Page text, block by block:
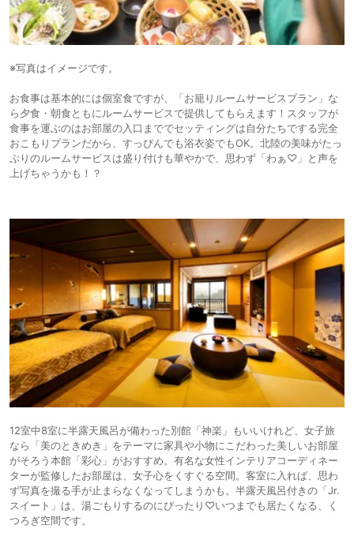
※写真はイメージです。
お食事は基本的には個室食ですが、「お籠りルームサービスプラン」な
ら夕食・朝食ともにルームサービスで提供してもらえます！スタッフが
食事を運ぶのはお部屋の入口まででセッティングは自分たちでする完全
おこもりプランだから、すっぴんでも浴衣姿でもOK。北陸の美味がたっ
ぷりのルームサービスは盛り付けも華やかで、思わず「わぁ♡」と声を
上げちゃうかも！？
12室中8室に半露天風呂が備わった別館「神楽」もいいけれど、女子旅
なら「美のときめき」をテーマに家具や小物にこだわった美しいお部屋
がそろう本館「彩心」がおすすめ。有名な女性インテリアコーディネー
ターが監修したお部屋は、女子心をくすぐる空間。客室に入れば、思わ
ず写真を撮る手が止まらなくなってしまうかも。半露天風呂付きの「Jr.
スイート」は、湯ごもりするのにぴったり♡いつまでも居たくなる、く
つろぎ空間です。